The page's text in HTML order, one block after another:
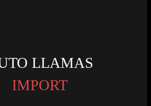
LLAMAS
IMPORT